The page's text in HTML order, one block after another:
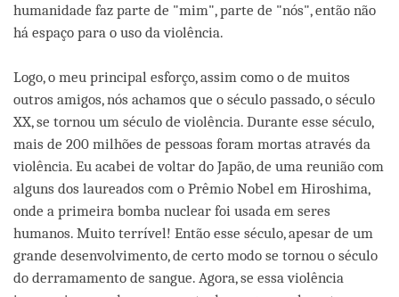
humanidade faz parte de "mim", parte de "nós", então não
há espaço para o uso da violência.
Logo, o meu principal esforço, assim como o de muitos
outros amigos, nós achamos que o século passado, o século
XX, se tornou um século de violência. Durante esse século,
mais de 200 milhões de pessoas foram mortas através da
violência. Eu acabei de voltar do Japão, de uma reunião com
alguns dos laureados com o Prêmio Nobel em Hiroshima,
onde a primeira bomba nuclear foi usada em seres
humanos. Muito terrível! Então esse século, apesar de um
grande desenvolvimento, de certo modo se tornou o século
do derramamento de sangue. Agora, se essa violência